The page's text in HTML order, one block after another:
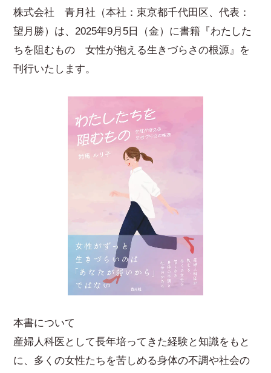
株式会社 青月社（本社：東京都千代田区、代表：
望月勝）は、2025年9月5日（金）に書籍『わたした
ちを阻むもの 女性が抱える生きづらさの根源』を
刊行いたします。
本書について
産婦人科医として長年培ってきた経験と知識をもと
に、多くの女性たちを苦しめる身体の不調や社会の